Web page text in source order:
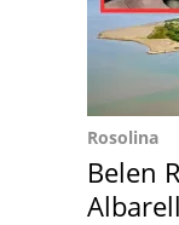
Rosolina
Belen